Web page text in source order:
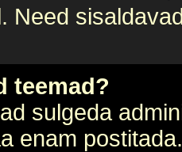
Need
teemad?
sulgeda
enam postitada.